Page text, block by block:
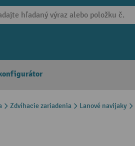
Zdvíhacie zariadenia Lanové navijaky